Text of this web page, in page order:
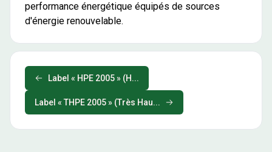
performance énergétique équipés de sources
d'énergie renouvelable.
Label « HPE 2005 » (H...
Label « THPE 2005 » (Très Hau...